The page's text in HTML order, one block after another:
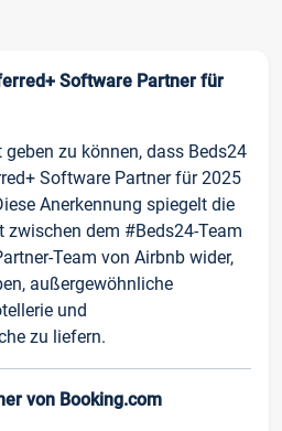
Software Partner für
zu können, dass Beds24
Software Partner für 2025
Anerkennung spiegelt die
dem #Beds24-Team
Team von Airbnb wider,
außergewöhnliche
und
zu liefern.
von Booking.com